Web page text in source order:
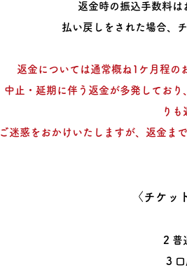
返金時の振込手数料
払い戻しをされた場合、チ
返金については通常概ね1ケ月程のお
中止・延期に伴う返金が多発してお
り
ご迷惑をおかけいたしますが、返金ま
〈チケッ
2 普
3